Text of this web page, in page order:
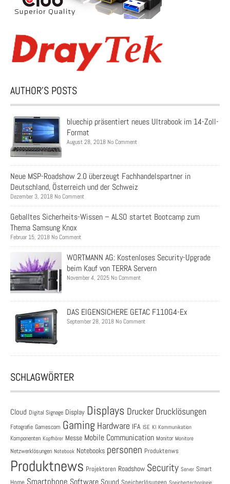
AUTHOR’S POSTS
bluechip präsentiert neues Ultrabook im 14-Zoll-
Format
August 28, 2018 No Comment
Neue MSP-Roadshow 2.0 überzeugt Fachhandelspartner in
Deutschland, Österreich und der Schweiz
Dezember 3, 2018 No Comment
Geballtes Sicherheits-Wissen – ALSO startet Bootcamp zum
Thema Samsung Knox
Februar 15, 2018 No Comment
WORTMANN AG: Kostenloses Security-Upgrade
beim Kauf von TERRA Servern
November 4, 2025 No Comment
DAS EIGENSICHERE GETAC F110G4-Ex
September 28, 2018 No Comment
SCHLAGWÖRTER
Cloud Digital Signage Display Displays Drucker Drucklösungen
Fotografie Gamescom Gaming Hardware IFA ISE KI Kommunikation
Komponenten Kopfhörer Messe Mobile Communication Monitor Monitore
Netzwerklösungen Notebook Notebooks personen Produktenws
Produktnews Projektoren Roadshow Security Server Smart
Smartphone Software Sound